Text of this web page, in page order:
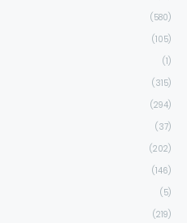
(580)
(105)
(1)
(315)
(294)
(37)
(202)
(146)
(5)
(219)